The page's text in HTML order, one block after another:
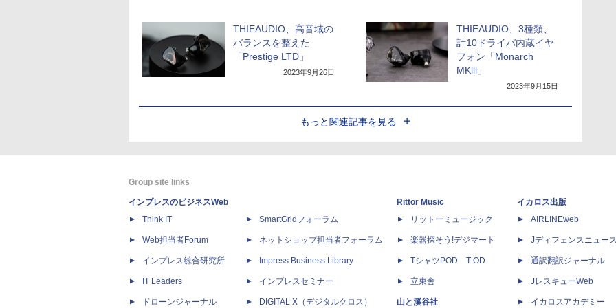
THIEAUDIO、高音域の
バランスを整えた
「Prestige LTD」
2023年9月26日
THIEAUDIO、3種類、
計10ドライバ内蔵イヤ
フォン「Monarch
MKlll」
2023年9月15日
もっと関連記事を見る
Group site links
インプレスのビジネスWeb
Think IT
Web担当者Forum
インプレス総合研究所
IT Leaders
ドローンジャーナル
SmartGridフォーラム
ネットショップ担当者フォーラム
Impress Business Library
インプレスセミナー
DIGITAL X（デジタルクロス）
Rittor Music
リットーミュージック
楽器探そう!デジマート
TシャツPOD T-OD
立東舎
山と溪谷社
イカロス出版
AIRLINEweb
Jディフェンスニュー
通訳翻訳ジャーナル
JレスキューWeb
イカロスアカデミー